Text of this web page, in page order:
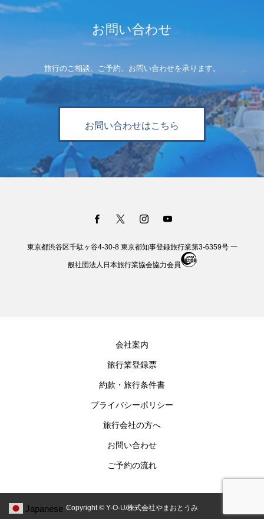
お問い合わせ
旅行のご相談、ご予約、お問い合わせを承ります。
お問い合わせはこちら
東京都渋谷区千駄ヶ谷4-30-8 東京都知事登録旅行業第3-6359号 一
般社団法人日本旅行業協会協力会員
会社案内
旅行業登録票
約款・旅行条件書
プライバシーポリシー
旅行会社の方へ
お問い合わせ
ご予約の流れ
Copyright © Y-O-U/株式会社やまおとうみ
Japanese ▼